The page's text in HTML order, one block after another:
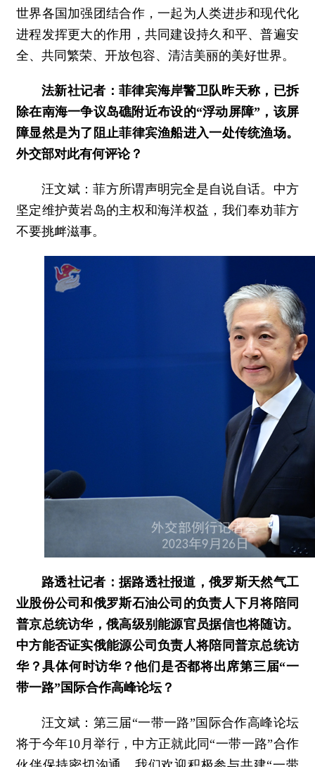
世界各国加强团结合作，一起为人类进步和现代化
进程发挥更大的作用，共同建设持久和平、普遍安
全、共同繁荣、开放包容、清洁美丽的美好世界。
法新社记者：菲律宾海岸警卫队昨天称，已拆
除在南海一争议岛礁附近布设的“浮动屏障”，该屏
障显然是为了阻止菲律宾渔船进入一处传统渔场。
外交部对此有何评论？
汪文斌：菲方所谓声明完全是自说自话。中方
坚定维护黄岩岛的主权和海洋权益，我们奉劝菲方
不要挑衅滋事。
路透社记者：据路透社报道，俄罗斯天然气工
业股份公司和俄罗斯石油公司的负责人下月将陪同
普京总统访华，俄高级别能源官员据信也将随访。
中方能否证实俄能源公司负责人将陪同普京总统访
华？具体何时访华？他们是否都将出席第三届“一
带一路”国际合作高峰论坛？
汪文斌：第三届“一带一路”国际合作高峰论坛
将于今年10月举行，中方正就此同“一带一路”合作